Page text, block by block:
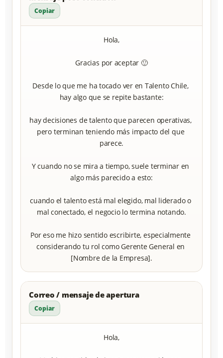
Copiar
Hola,
Gracias por aceptar 🙂
Desde lo que me ha tocado ver en Talento Chile,
hay algo que se repite bastante:
hay decisiones de talento que parecen operativas,
pero terminan teniendo más impacto del que
parece.
Y cuando no se mira a tiempo, suele terminar en
algo más parecido a esto:
cuando el talento está mal elegido, mal liderado o
mal conectado, el negocio lo termina notando.
Por eso me hizo sentido escribirte, especialmente
considerando tu rol como Gerente General en
[Nombre de la Empresa].
Correo / mensaje de apertura
Copiar
Hola,